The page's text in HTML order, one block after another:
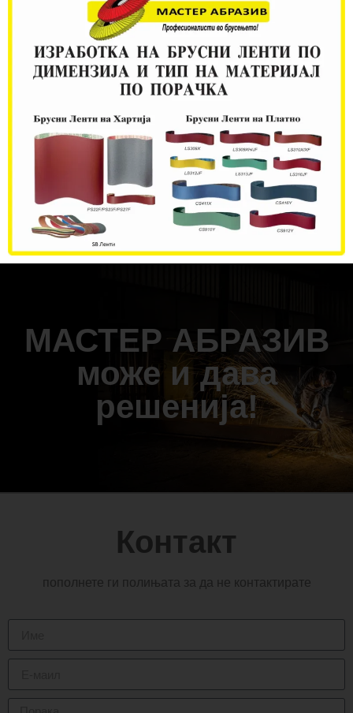
процедурите.
Исто така има
инвестирано во модерен
систем за регистрирање
(ЕРП) како и управување
на односите со клиентите
(ЦРМ), за да ве услужиме и да ги задоволиме вашите
барања и потреби. Располагаме со посебен оддел за
поддршка на клиентите со обучени техничари кои ви
предлагаат прилагодливи технички решенија за вашето
производство. За секаков вид информација, помош или
презентација ви стоиме на располагање.
МАСТЕР АБРАЗИВ
може и дава
решенија!
Контакт
пополнете ги полињата за да не контактирате